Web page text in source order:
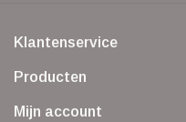
Klantenservice
Producten
Mijn account